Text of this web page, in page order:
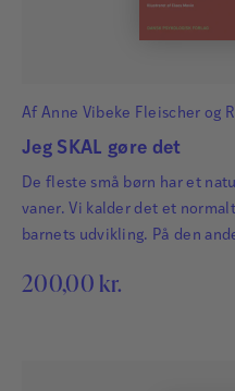
Af Anne Vibeke Fleischer og
Jeg SKAL gøre det
De fleste små børn har et
vaner. Vi kalder det et
barnets udvikling. På den
angst.
200,00 kr.